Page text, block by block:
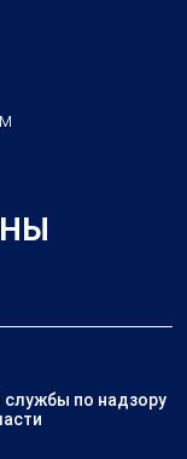
службы по надзору